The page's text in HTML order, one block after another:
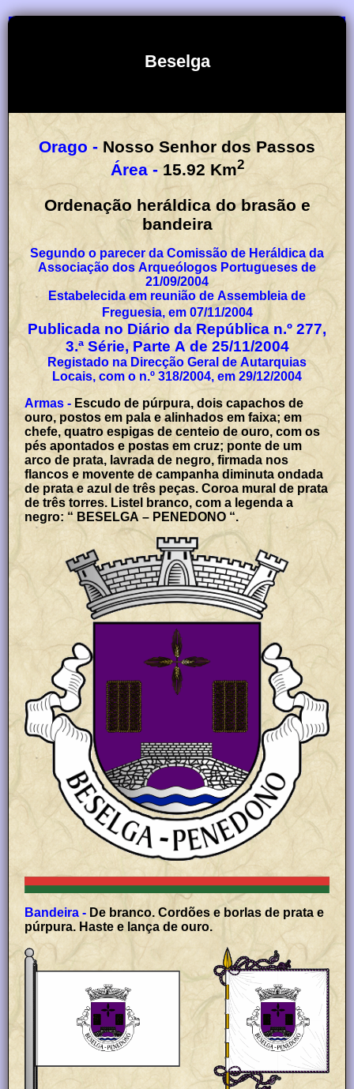
Beselga
Orago - Nosso Senhor dos Passos
Área - 15.92 Km2
Ordenação heráldica do brasão e
bandeira
Segundo o parecer da Comissão de Heráldica da
Associação dos Arqueólogos Portugueses de
21/09/2004
Estabelecida em reunião de Assembleia de
Freguesia, em 07/11/2004
Publicada no Diário da República n.º 277,
3.ª Série, Parte A de 25/11/2004
Registado na Direcção Geral de Autarquias
Locais, com o n.º 318/2004, em 29/12/2004
Armas - Escudo de púrpura, dois capachos de
ouro, postos em pala e alinhados em faixa; em
chefe, quatro espigas de centeio de ouro, com os
pés apontados e postas em cruz; ponte de um
arco de prata, lavrada de negro, firmada nos
flancos e movente de campanha diminuta ondada
de prata e azul de três peças. Coroa mural de prata
de três torres. Listel branco, com a legenda a
negro: “ BESELGA – PENEDONO “.
Bandeira - De branco. Cordões e borlas de prata e
púrpura. Haste e lança de ouro.